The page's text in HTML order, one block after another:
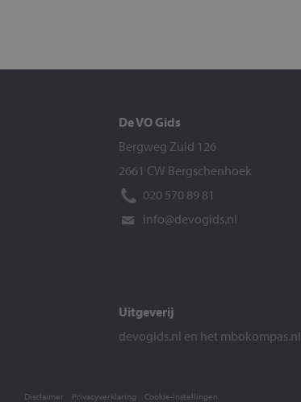
De VO Gids
Bergweg Zuid 126
2661 CW Bergschenhoek
020 570 89 81
info@devogids.nl
Uitgeverij
devogids.nl en het mbokompas.nl
Disclaimer Privacyverklaring Cookie-instellingen